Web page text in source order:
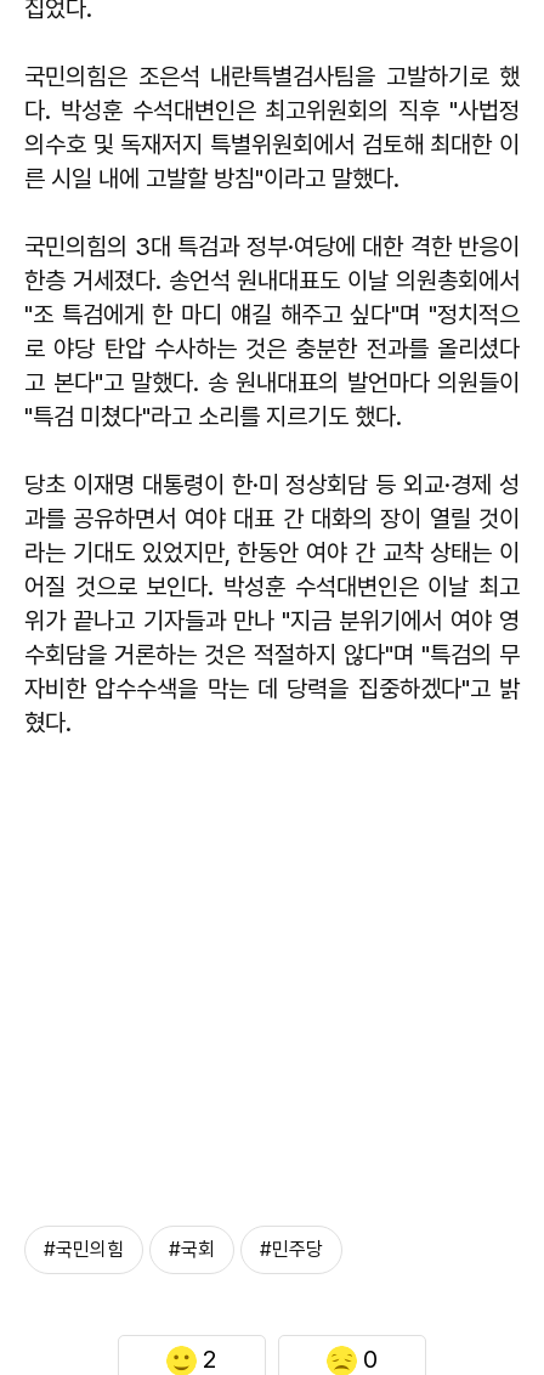
집었다.
국민의힘은 조은석 내란특별검사팀을 고발하기로 했
다. 박성훈수석대변인은 최고위원회의 직후 "사법정
의수호 및 독재저지 특별위원회에서 검토해 최대한 이
른 시일 내에 고발할 방침"이라고 말했다.
국민의힘의 3대 특검과 정부·여당에 대한 격한 반응이
한층 거세졌다. 송언석 원내대표도 이날 의원총회에서
"조 특검에게 한 마디 얘길 해주고 싶다"며 "정치적으
로 야당 탄압 수사하는 것은 충분한 전과를 올리셨다
고 본다"고 말했다. 송 원내대표의 발언마다 의원들이
"특검 미쳤다"라고 소리를 지르기도 했다.
당초 이재명 대통령이 한·미 정상회담 등 외교·경제 성
과를 공유하면서 여야 대표 간 대화의 장이 열릴 것이
라는 기대도 있었지만, 한동안 여야 간 교착 상태는 이
어질 것으로 보인다. 박성훈 수석대변인은 이날 최고
위가 끝나고 기자들과 만나 "지금 분위기에서 여야 영
수회담을 거론하는 것은 적절하지 않다"며 "특검의 무
자비한 압수수색을 막는 데 당력을 집중하겠다"고 밝
혔다.
#국민의힘 #국회 #민주당
2 0